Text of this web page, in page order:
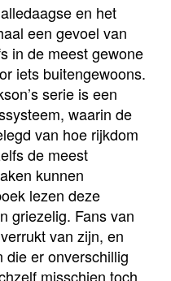
en het
een gevoel van
in de meest gewone
iets buitengewoons.
serie is een
waarin de
van hoe rijkdom
de meest
kunnen
lezen deze
griezelig. Fans van
van zijn, en
die er onverschillig
misschien toch